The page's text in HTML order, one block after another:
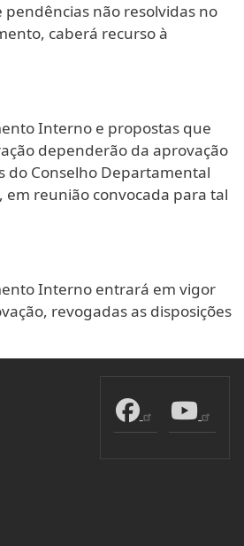
pendências não resolvidas no
caberá recurso à
Interno e propostas que
dependerão da aprovação
do Conselho Departamental
em reunião convocada para tal
Interno entrará em vigor
revogadas as disposições